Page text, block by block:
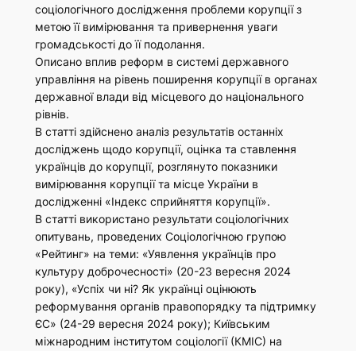
соціологічного дослідження проблеми корупції з
метою її вимірювання та привернення уваги
громадськості до її подолання.
Описано вплив реформ в системі державного
управління на рівень поширення корупції в органах
державної влади від місцевого до національного
рівнів.
В статті здійснено аналіз результатів останніх
досліджень щодо корупції, оцінка та ставлення
українців до корупції, розглянуто показники
вимірювання корупції та місце України в
дослідженні «Індекс сприйняття корупції».
В статті використано результати соціологічних
опитувань, проведених Соціологічною групою
«Рейтинг» на теми: «Уявлення українців про
культуру доброчесності» (20-23 вересня 2024
року), «Успіх чи ні? Як українці оцінюють
реформування органів правопорядку та підтримку
ЄС» (24-29 вересня 2024 року); Київським
міжнародним інститутом соціології (КМІС) на